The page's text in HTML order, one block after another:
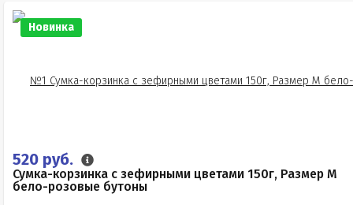
Новинка
520 руб.
Сумка-корзинка с зефирными цветами 150г, Размер М
бело-розовые бутоны